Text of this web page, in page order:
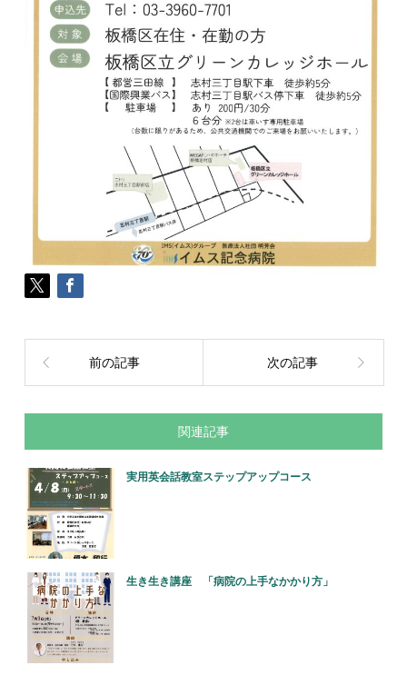
前の記事 次の記事
関連記事
実用英会話教室ステップアップコース
生き生き講座 「病院の上手なかかり方」